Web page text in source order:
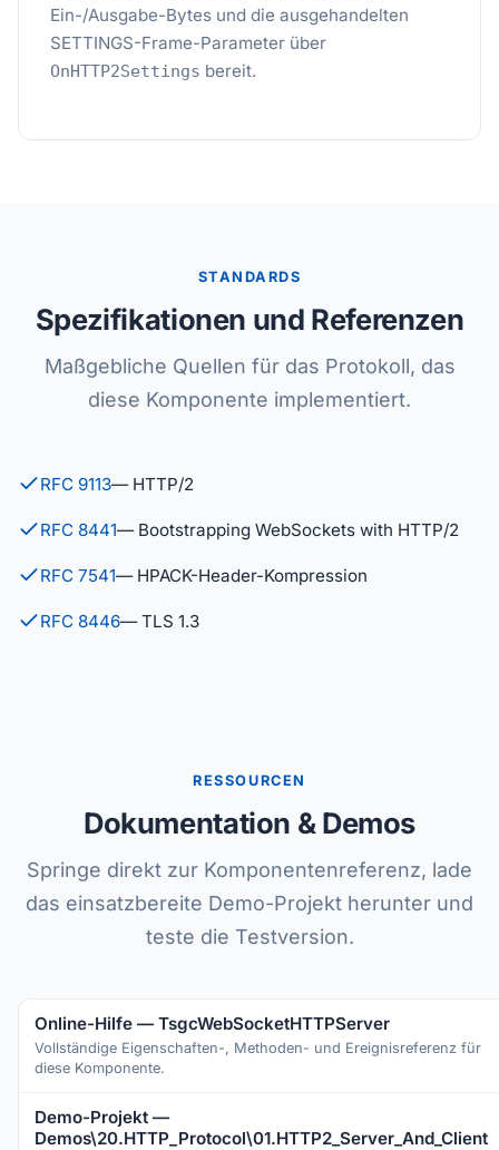
Ein-/Ausgabe-Bytes und die ausgehandelten
SETTINGS-Frame-Parameter über
OnHTTP2Settings bereit.
STANDARDS
Spezifikationen und Referenzen
Maßgebliche Quellen für das Protokoll, das
diese Komponente implementiert.
RFC 9113— HTTP/2
RFC 8441— Bootstrapping WebSockets with HTTP/2
RFC 7541— HPACK-Header-Kompression
RFC 8446— TLS 1.3
RESSOURCEN
Dokumentation & Demos
Springe direkt zur Komponentenreferenz, lade
das einsatzbereite Demo-Projekt herunter und
teste die Testversion.
Online-Hilfe — TsgcWebSocketHTTPServer
Vollständige Eigenschaften-, Methoden- und Ereignisreferenz für
diese Komponente.
Demo-Projekt —
Demos\20.HTTP_Protocol\01.HTTP2_Server_And_Client